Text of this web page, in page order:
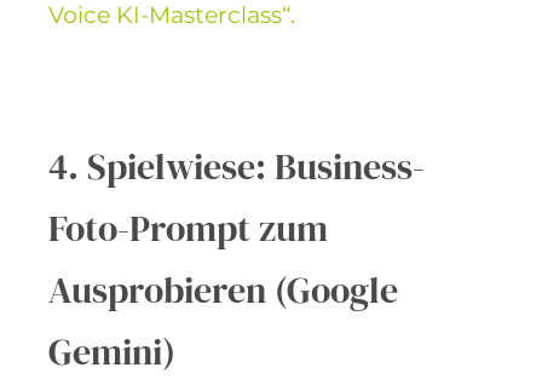
Voice KI-Masterclass“.
4. Spielwiese: Business-
Foto-Prompt zum
Ausprobieren (Google
Gemini)